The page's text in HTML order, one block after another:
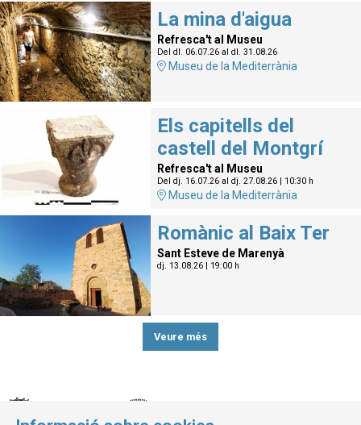
La mina d'aigua
Refresca't al Museu
Del dl. 06.07.26al dl. 31.08.26
Museu de la Mediterrània
Els capitells del
castell del Montgrí
Refresca't al Museu
Del dj. 16.07.26al dj. 27.08.26| 10:30 h
Museu de la Mediterrània
Romànic al Baix Ter
Sant Esteve de Marenyà
dj. 13.08.26| 19:00 h
Veure més